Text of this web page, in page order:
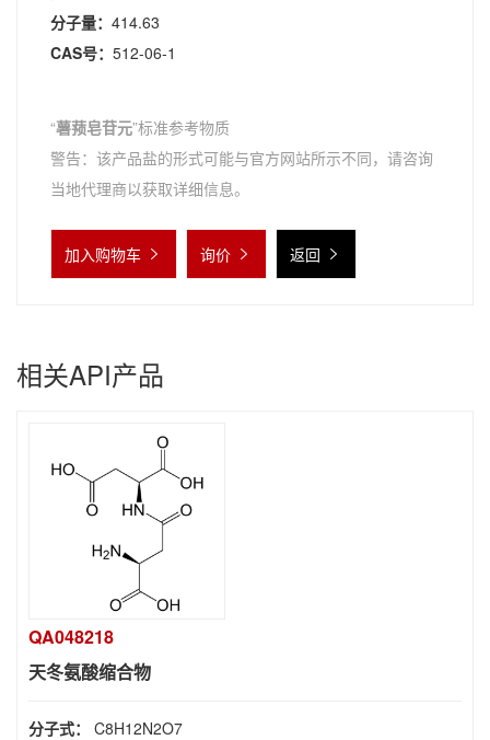
分子量： 414.63
CAS号： 512-06-1
“薯蓣皂苷元”标准参考物质
警告：该产品盐的形式可能与官方网站所示不同，请咨询
当地代理商以获取详细信息。
加入购物车 询价 返回
相关API产品
QA048218
天冬氨酸缩合物
分子式： C8H12N2O7